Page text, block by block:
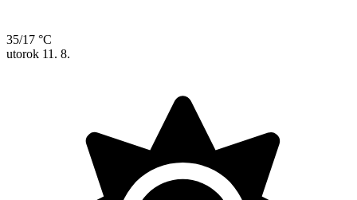
35/17 °C
utorok 11. 8.